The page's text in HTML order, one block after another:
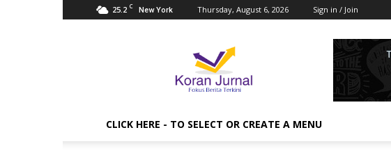
25.2 C New York Thursday, August 6, 2026 Sign in / Join
CLICK HERE - TO SELECT OR CREATE A MENU